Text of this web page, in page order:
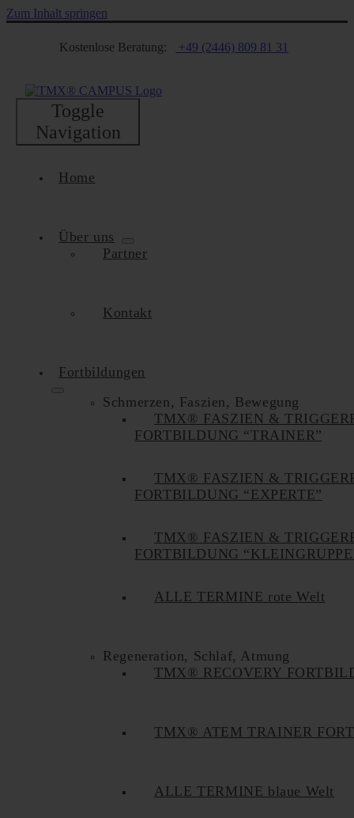
Zum Inhalt springen
Kostenlose Beratung: +49 (2446) 809 81 31
Toggle
Navigation
Home
Über uns
Partner
Kontakt
Fortbildungen
Schmerzen, Faszien, Bewegung
TMX® FASZIEN &
FORTBILDUNG “TRAINER”
TMX® FASZIEN &
FORTBILDUNG “EXPERTE”
TMX® FASZIEN &
FORTBILDUNG
ALLE TERMINE rote Welt
Regeneration, Schlaf, Atmung
TMX® RECOVERY
TMX® ATEM TRAINER
ALLE TERMINE blaue Welt